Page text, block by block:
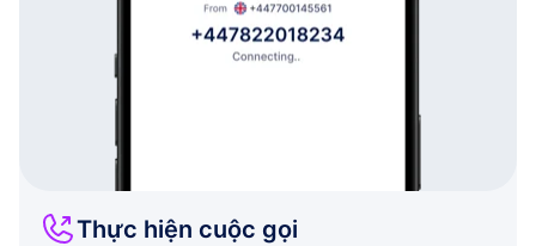
Thực hiện cuộc gọi